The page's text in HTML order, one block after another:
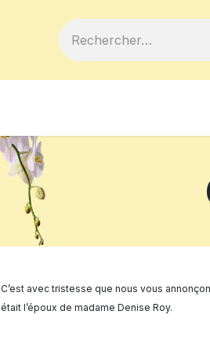
C’est avec tristesse que nous vous
était l’époux de madame Denise Roy.